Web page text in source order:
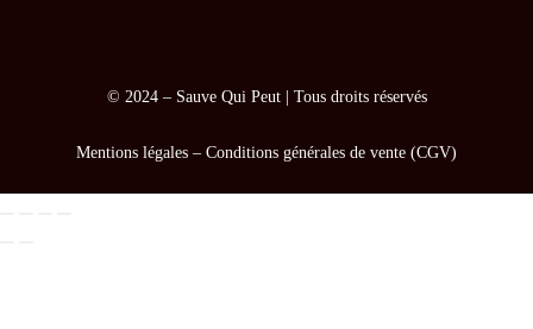
© 2024 – Sauve Qui Peut| Tous droits réservés
Mentions légales – Conditions générales de vente (CGV)